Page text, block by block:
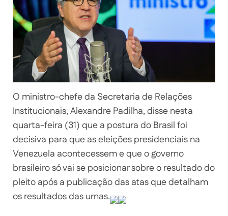
O ministro-chefe da Secretaria de Relações
Institucionais, Alexandre Padilha, disse nesta
quarta-feira (31) que a postura do Brasil foi
decisiva para que as eleições presidenciais na
Venezuela acontecessem e que o governo
brasileiro só vai se posicionar sobre o resultado do
pleito após a publicação das atas que detalham
os resultados das urnas.